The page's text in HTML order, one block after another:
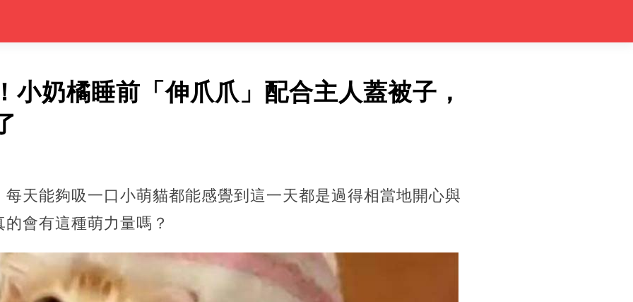
小奶橘睡前「伸爪爪」配合主人蓋被子，
天能夠吸一口小萌貓都能感覺到這一天都是過得相當地開心與
會有這種萌力量嗎？